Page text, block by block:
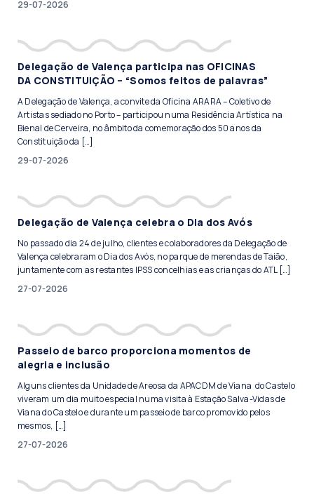
29-07-2026
Delegação de Valença participa nas OFICINAS
DA CONSTITUIÇÃO – “Somos feitos de palavras”
A Delegação de Valença, a convite da Oficina ARARA – Coletivo de
Artistas sediado no Porto – participou numa Residência Artística na
Bienal de Cerveira, no âmbito da comemoração dos 50 anos da
Constituição da […]
29-07-2026
Delegação de Valença celebra o Dia dos Avós
No passado dia 24 de julho, clientes e colaboradores da Delegação de
Valença celebraram o Dia dos Avós, no parque de merendas de Taião,
juntamente com as restantes IPSS concelhias e as crianças do ATL […]
27-07-2026
Passeio de barco proporciona momentos de
alegria e inclusão
Alguns clientes da Unidade de Areosa da APACDM de Viana do Castelo
viveram um dia muito especial numa visita à Estação Salva-Vidas de
Viana do Castelo e durante um passeio de barco promovido pelos
mesmos, […]
27-07-2026